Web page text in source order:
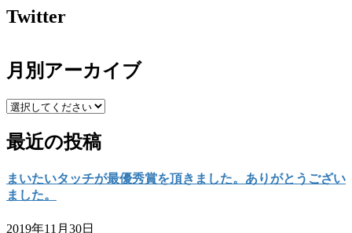
Twitter
月別アーカイブ
最近の投稿
まいたいタッチが最優秀賞を頂きました。ありがとうござい
ました。
2019年11月30日